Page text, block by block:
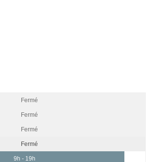
Fermé
Fermé
Fermé
Fermé
9h - 19h